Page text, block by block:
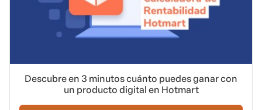
Descubre en 3 minutos cuánto puedes ganar con
un producto digital en Hotmart